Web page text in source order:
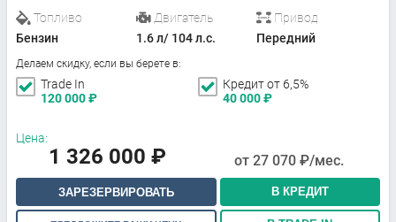
Топливо
Бензин
Двигатель
1.6 л/ 104 л.с.
Привод
Передний
Делаем скидку, если вы берете в:
Trade In
120 000₽
Кредит от 6,5%
40 000₽
Цена:
1 326 000 ₽ от 27 070 ₽/мес.
ЗАРЕЗЕРВИРОВАТЬ В КРЕДИТ